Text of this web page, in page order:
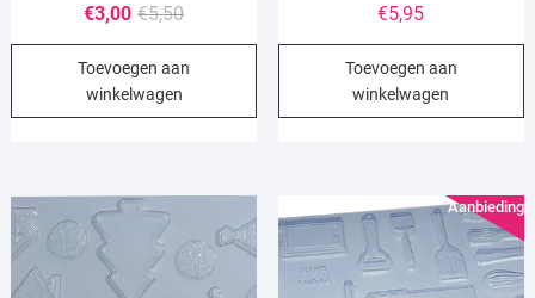
€5,50Oorspronkelijke
prijs
was:
€3,00
Huidige
prijs
is:
Toevoegen aan
winkelwagen
€5,95
Toevoegen aan
winkelwagen
Aanbieding!